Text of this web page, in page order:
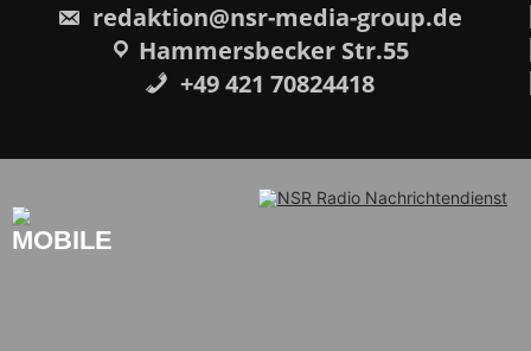
redaktion@nsr-media-group.de
Hammersbecker Str.55
+49 421 70824418